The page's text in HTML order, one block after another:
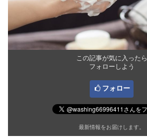
この記事が気に入ったら
フォローしよう
フォロー
最新情報をお届けします。